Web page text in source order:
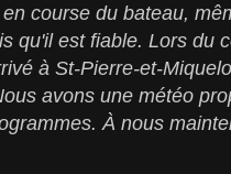
course du bateau,
qu'il est fiable. Lors du
à St-Pierre-et-
avons une météo
À nous